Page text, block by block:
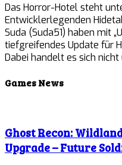
Das Horror-Hotel steht
Entwicklerlegenden
Suda (Suda51) haben mit
tiefgreifendes Update für
Dabei handelt es sich nicht
Games News
Ghost Recon:
Upgrade – Future